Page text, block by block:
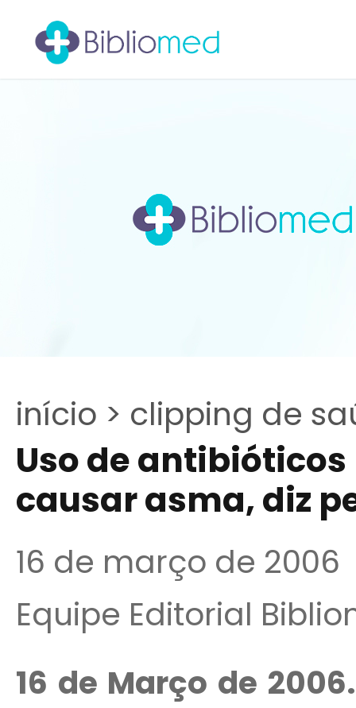
início > clipping de
Uso de
causar asma, diz
16 de março de 2006
Equipe Editorial
16 de Março de